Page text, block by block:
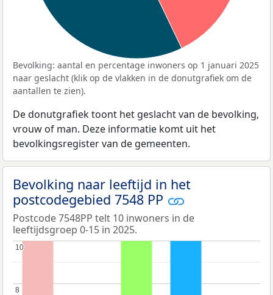
Bevolking: aantal en percentage inwoners op 1 januari 2025
naar geslacht (klik op de vlakken in de donutgrafiek om de
aantallen te zien).
De donutgrafiek toont het geslacht van de bevolking,
vrouw of man. Deze informatie komt uit het
bevolkingsregister van de gemeenten.
Bevolking naar leeftijd in het
postcodegebied 7548 PP
Postcode 7548PP telt 10 inwoners in de
leeftijdsgroep 0-15 in 2025.
8
8
10
10